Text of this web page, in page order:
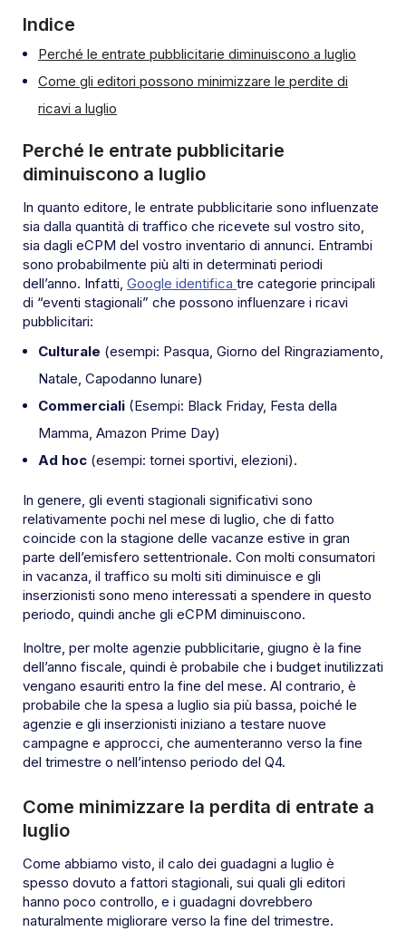
Indice
Perché le entrate pubblicitarie diminuiscono a luglio
Come gli editori possono minimizzare le perdite di
ricavi a luglio
Perché le entrate pubblicitarie
diminuiscono a luglio
In quanto editore, le entrate pubblicitarie sono influenzate
sia dalla quantità di traffico che ricevete sul vostro sito,
sia dagli eCPM del vostro inventario di annunci. Entrambi
sono probabilmente più alti in determinati periodi
dell’anno. Infatti, Google identifica tre categorie principali
di “eventi stagionali” che possono influenzare i ricavi
pubblicitari:
Culturale (esempi: Pasqua, Giorno del Ringraziamento,
Natale, Capodanno lunare)
Commerciali (Esempi: Black Friday, Festa della
Mamma, Amazon Prime Day)
Ad hoc (esempi: tornei sportivi, elezioni).
In genere, gli eventi stagionali significativi sono
relativamente pochi nel mese di luglio, che di fatto
coincide con la stagione delle vacanze estive in gran
parte dell’emisfero settentrionale. Con molti consumatori
in vacanza, il traffico su molti siti diminuisce e gli
inserzionisti sono meno interessati a spendere in questo
periodo, quindi anche gli eCPM diminuiscono.
Inoltre, per molte agenzie pubblicitarie, giugno è la fine
dell’anno fiscale, quindi è probabile che i budget inutilizzati
vengano esauriti entro la fine del mese. Al contrario, è
probabile che la spesa a luglio sia più bassa, poiché le
agenzie e gli inserzionisti iniziano a testare nuove
campagne e approcci, che aumenteranno verso la fine
del trimestre o nell’intenso periodo del Q4.
Come minimizzare la perdita di entrate a
luglio
Come abbiamo visto, il calo dei guadagni a luglio è
spesso dovuto a fattori stagionali, sui quali gli editori
hanno poco controllo, e i guadagni dovrebbero
naturalmente migliorare verso la fine del trimestre.